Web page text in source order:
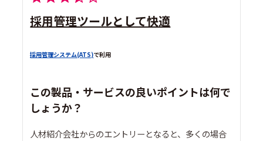
採用管理ツールとして快適
採用管理システム(ATS)で利用
この製品・サービスの良いポイントは何で
しょうか？
人材紹介会社からのエントリーとなると、多くの場合